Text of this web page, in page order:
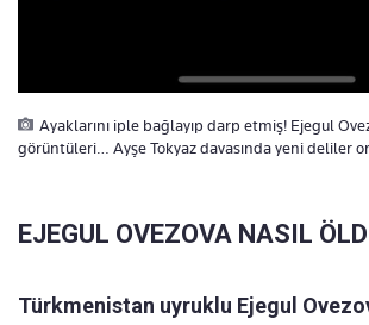
Ayaklarını iple bağlayıp darp etmiş! Ejegul
görüntüleri… Ayşe Tokyaz davasında yeni deliler
EJEGUL OVEZOVA NASIL
Türkmenistan uyruklu Ejegul